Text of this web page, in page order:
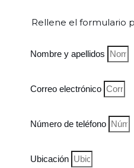
Rellene el formulario
Nombre y apellidos
Correo electrónico
Número de teléfono
Ubicación